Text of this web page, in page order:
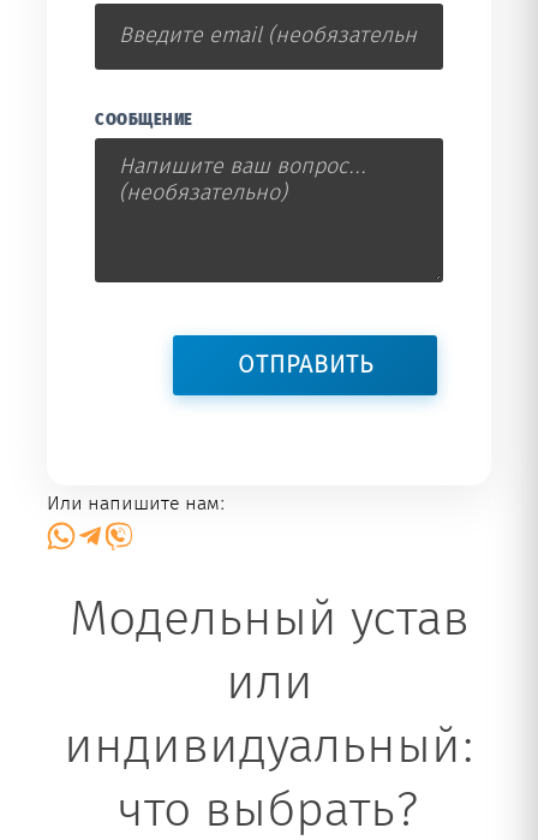
СООБЩЕНИЕ
Или напишите нам:
Модельный устав
или
индивидуальный:
что выбрать?